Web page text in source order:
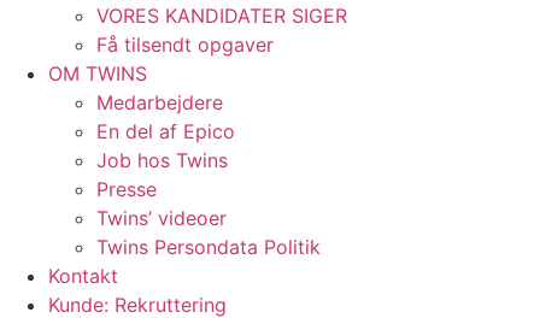
VORES KANDIDATER SIGER
Få tilsendt opgaver
OM TWINS
Medarbejdere
En del af Epico
Job hos Twins
Presse
Twins’ videoer
Twins Persondata Politik
Kontakt
Kunde: Rekruttering